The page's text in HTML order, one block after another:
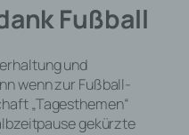
Fußball
und
wenn zur Fußball-
„Tagesthemen“
gekürzte